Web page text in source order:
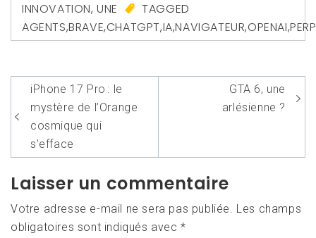
INNOVATION,UNE
TAGGED
AGENTS,BRAVE,CHATGPT,IA,NAVIGATEUR,OPENAI,
Navigation
de
l’article
iPhone 17 Pro : le
mystère de l’Orange
cosmique qui
s’efface
GTA 6, une
arlésienne ?
Laisser un commentaire
Votre adresse e-mail ne sera pas publiée. Les champs
obligatoires sont indiqués avec*